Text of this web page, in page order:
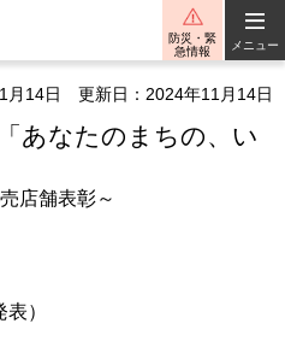
防災・緊
急情報
メニュー
月14日 更新日：2024年11月14日
あなたのまちの、い
店舗表彰～
）